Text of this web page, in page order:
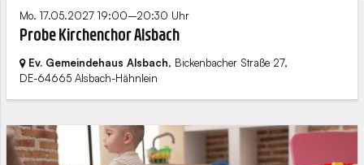
Mo. 17.05.2027 19:00–20:30 Uhr
Probe Kirchenchor Alsbach
Ev. Gemeindehaus Alsbach, Bickenbacher Straße 27,
DE-64665 Alsbach-Hähnlein